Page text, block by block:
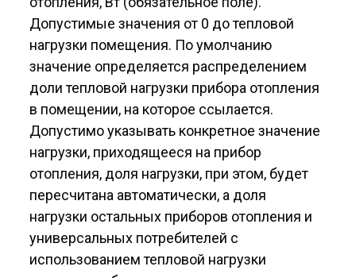
Допустимые значения от 0 до тепловой
нагрузки помещения. По умолчанию
значение определяется распределением
доли тепловой нагрузки прибора отопления
в помещении, на которое ссылается.
Допустимо указывать конкретное значение
нагрузки, приходящееся на прибор
отопления, доля нагрузки, при этом, будет
пересчитана автоматически, а доля
нагрузки остальных приборов отопления и
универсальных потребителей с
использованием тепловой нагрузки